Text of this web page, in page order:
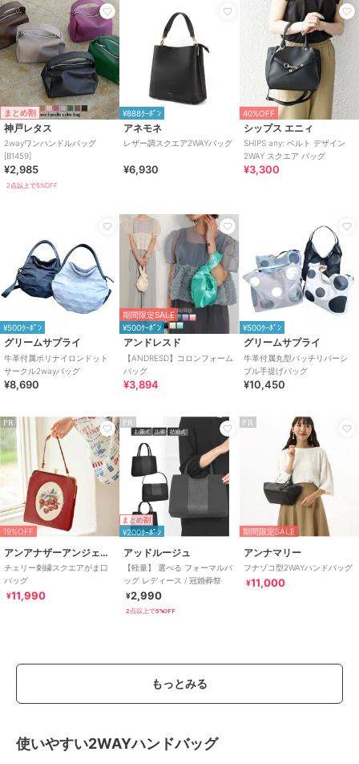
まとめ割
神戸レタス
2wayワンハンドルバッグ
[B1459]
¥2,985
2点以上で5%OFF
¥888ｸｰﾎﾟﾝ
アネモネ
レザー調スクエア2WAYバッグ
¥6,930
40%OFF
シップス エニィ
SHIPS any: ベルト デザイン
2WAY スクエア バッグ
¥3,300
¥500ｸｰﾎﾟﾝ
グリームサプライ
牛革付属ポリナイロンドット
サークル2wayバッグ
¥8,690
期間限定SALE
¥500ｸｰﾎﾟﾝ
アンドレスド
【ANDRESD】コロンフォーム
バッグ
¥3,894
¥500ｸｰﾎﾟﾝ
グリームサプライ
牛革付属丸型パッチリバーシ
ブル手提げバッグ
¥10,450
PR
19%OFF
アンアナザーアンジェラス
チェリー刺繍スクエアがま口
バッグ
¥11,990
PR
まとめ割
¥200ｸｰﾎﾟﾝ
アッドルージュ
【軽量】 選べる フォーマルバ
ッグ レディース / 冠婚葬祭
¥2,990
2点以上で5%OFF
PR
期間限定SALE
アンナマリー
フナゾコ型2WAYハンドバッグ
¥11,000
もっとみる
使いやすい2WAYハンドバッグ